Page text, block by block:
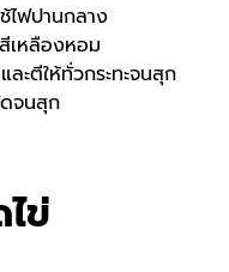
ไฟปานกลาง
เหลืองหอม
ะตีให้ทั่วกระทะจนสุก
จนสุก
ข่